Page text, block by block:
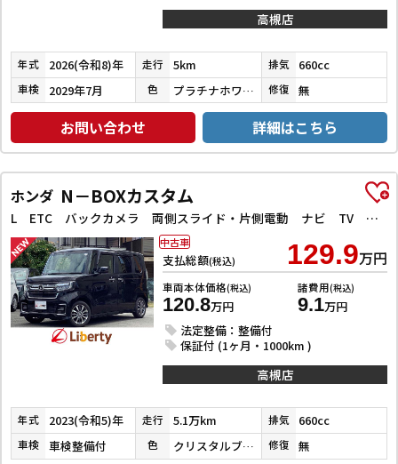
高槻店
年式 2026(令和8)年 走行 5km 排気 660cc
車検 2029年7月 色 プラチナホワイトパール 修復 無
お問い合わせ 詳細はこちら
ホンダ N－BOXカスタム
L ETC バックカメラ 両側スライド・片側電動 ナビ TV クリアランスソナー オートクルーズコントロール レーンアシスト 衝突被害軽減システム オートライト LEDヘッドランプ
支払総額(税込) 129.9万円
車両本体価格(税込)
120.8万円
諸費用(税込)
9.1万円
法定整備：整備付
保証付 (1ヶ月・1000km )
中古車
高槻店
年式 2023(令和5)年 走行 5.1万km 排気 660cc
車検 車検整備付 色 クリスタルブラックパール 修復 無